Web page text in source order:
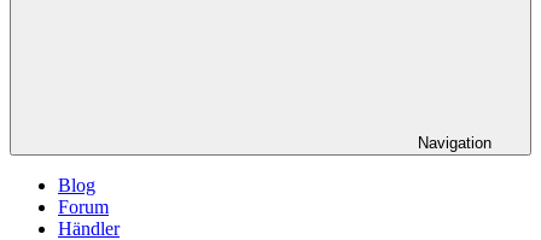
Navigation
Blog
Forum
Händler